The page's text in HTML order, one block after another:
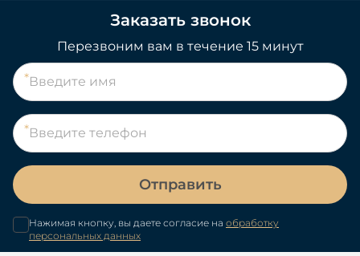
Заказать звонок
Перезвоним вам в течение 15 минут
Отправить
Нажимая кнопку, вы даете согласие на обработку
персональных данных